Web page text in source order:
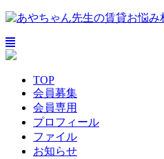
TOP
会員募集
会員専用
プロフィール
ファイル
お知らせ